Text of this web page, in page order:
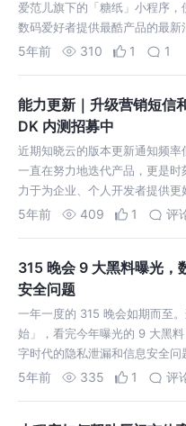
爱范儿旗下的「糖纸」小程序
数码爱好者提供最酷产品的最
果、华为等品牌的笔记本、手机
5年前 310 1 1
能力更新｜升级营销短信
DK 内测招募中
近期知晓云的版本更新通知频
一直在努力地迭代产品，更是
力于为企业、个人开发者提供
月的更新内容进行大汇总，让你
5年前 409 1 评
315 晚会 9 大黑料曝光，
安全问题
一年一度的 315 晚会如期而至
始」，看完今年曝光的 9 大黑
字时代的隐私泄漏和信息安全
的安全问题，安全隐患渗入线上
5年前 335 1 评